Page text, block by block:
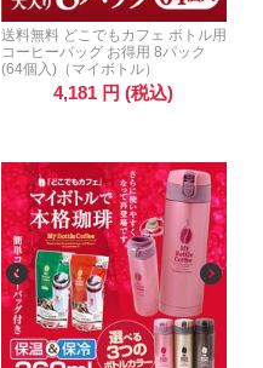
送料無料 どこでもカフェ ボトル用
コーヒーバッグ お得用 8パック
(64個入)（マイボトル）
4,181 円 (税込)